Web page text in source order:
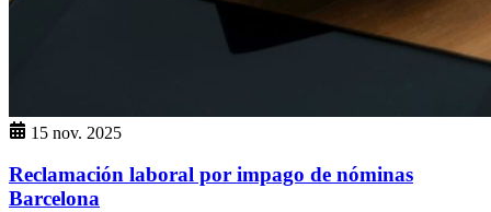
15 nov. 2025
Reclamación laboral por impago de nóminas
Barcelona